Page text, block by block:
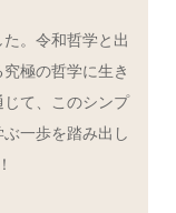
。令和哲学と出
極の哲学に生き
て、このシンプ
一歩を踏み出し